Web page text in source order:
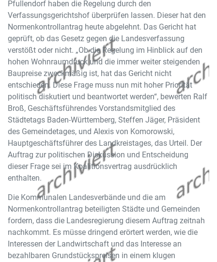
Pfullendorf haben die Regelung durch den
Verfassungsgerichtshof überprüfen lassen. Dieser hat den
Normenkontrollantrag heute abgelehnt. Das Gericht hat
geprüft, ob das Gesetz gegen die Landesverfassung
verstößt oder nicht. „Ob die Regelung im Hinblick auf den
hohen Wohnraumdruck und die immer weiter steigenden
Baupreise zweckmäßig ist, hat das Gericht nicht
entschieden. Diese Frage muss nun mit hoher Priorität
politisch diskutiert und beantwortet werden“, bewerten Ralf
Broß, Geschäftsführendes Vorstandsmitglied des
Städtetags Baden-Württemberg, Steffen Jäger, Präsident
des Gemeindetages, und Alexis von Komorowski,
Hauptgeschäftsführer des Landkreistages, das Urteil. Der
Auftrag zur politischen Diskussion und Entscheidung
dieser Frage sei im Koalitionsvertrag ausdrücklich
enthalten.
Die Kommunalen Landesverbände und die am
Normenkontrollantrag beteiligten Städte und Gemeinden
fordern, dass die Landesregierung diesem Auftrag zeitnah
nachkommt. Es müsse dringend erörtert werden, wie die
Interessen der Landwirtschaft und das Interesse an
bezahlbaren Grundstückspreisen in einem klugen